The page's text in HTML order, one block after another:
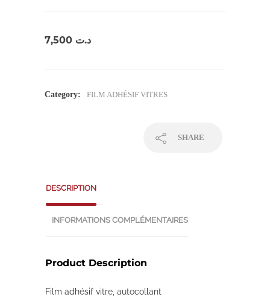
د.ت
Category: FILM ADHÉSIF VITRES
SHARE
DESCRIPTION
INFORMATIONS COMPLÉMENTAIRES
Product Description
Film adhésif vitre, autocollant